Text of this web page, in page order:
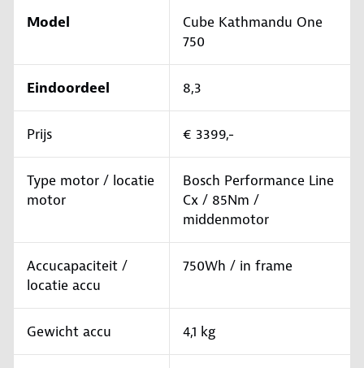
Model
Cube Kathmandu One
750
Eindoordeel 8,3
Prijs € 3399,-
Type motor / locatie
motor
Bosch Performance Line
Cx / 85Nm /
middenmotor
Accucapaciteit /
locatie accu
750Wh / in frame
Gewicht accu 4,1 kg